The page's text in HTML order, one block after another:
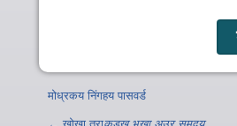
मोध्रकय निंगहय पासवर्ड
← ख़ोख़ा तराकुड़ुख़ भखा अउर समुदय